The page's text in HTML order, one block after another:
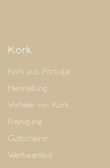
Kork
Kork aus Portugal
Herstellung
Vorteile von Kork
Reinigung
Gutscheine
Werbeartikel